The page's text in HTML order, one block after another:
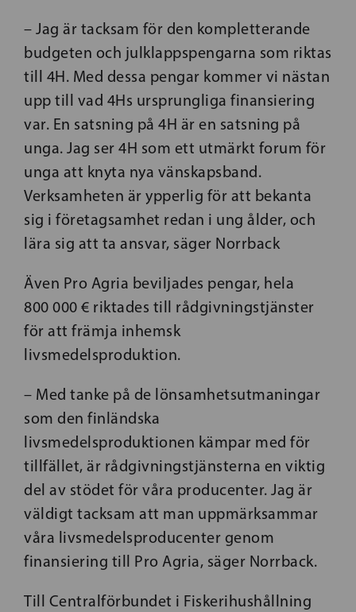
– Jag är tacksam för den kompletterande
budgeten och julklappspengarna som riktas
till 4H. Med dessa pengar kommer vi nästan
upp till vad 4Hs ursprungliga finansiering
var. En satsning på 4H är en satsning på
unga. Jag ser 4H som ett utmärkt forum för
unga att knyta nya vänskapsband.
Verksamheten är ypperlig för att bekanta
sig i företagsamhet redan i ung ålder, och
lära sig att ta ansvar, säger Norrback
Även Pro Agria beviljades pengar, hela
800 000 € riktades till rådgivningstjänster
för att främja inhemsk
livsmedelsproduktion.
– Med tanke på de lönsamhetsutmaningar
som den finländska
livsmedelsproduktionen kämpar med för
tillfället, är rådgivningstjänsterna en viktig
del av stödet för våra producenter. Jag är
väldigt tacksam att man uppmärksammar
våra livsmedelsproducenter genom
finansiering till Pro Agria, säger Norrback.
Till Centralförbundet i Fiskerihushållning